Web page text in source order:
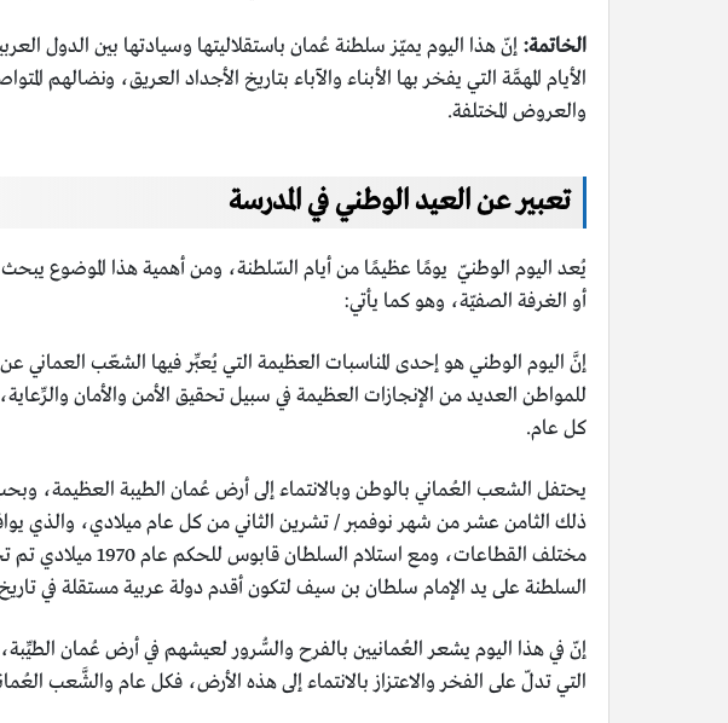
الخاتمة: إنّ هذا اليوم يميّز سلطنة عُمان باستقلاليتها وسيادتها بين الدول
الأيام المهمَّة التي يفخر بها الأبناء والآباء بتاريخ الأجداد العريق،
والعروض المختلفة.
تعبير عن العيد الوطني في المدرسة
يُعد اليوم الوطنيّ يومًا عظيمًا من أيام السّلطنة، ومن أهمية هذا الموضوع
أو الغرفة الصفيّة، وهو كما يأتي:
إنَّ اليوم الوطني هو إحدى المناسبات العظيمة التي يُعبِّر فيها الشعّب
للمواطن العديد من الإنجازات العظيمة في سبيل تحقيق الأمن والأمان
كل عام.
يحتفل الشعب العُماني بالوطن وبالانتماء إلى أرض عُمان الطيبة العظيمة،
ذلك الثامن عشر من شهر نوفمبر / تشرين الثاني من كل عام ميلادي، والذي
مختلف القطاعات،
السلطنة على يد الإمام سلطان بن سيف لتكون أقدم دولة عربية مستقلة في
إنّ في هذا اليوم يشعر العُمانيين بالفرح والسُّرور لعيشهم في أرض عُمان
التي تدلّ على الفخر والاعتزاز بالانتماء إلى هذه الأرض، فكل عام والشَّعب